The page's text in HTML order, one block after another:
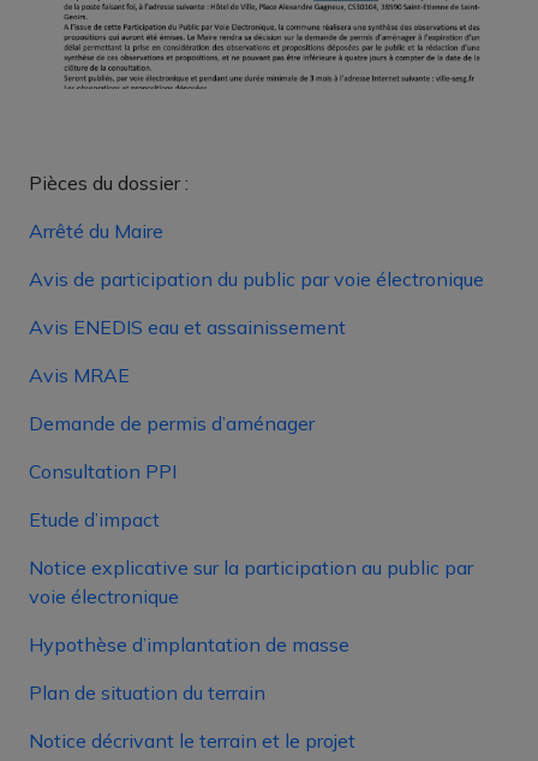
Pièces du dossier :
Arrêté du Maire
Avis de participation du public par voie électronique
Avis ENEDIS eau et assainissement
Avis MRAE
Demande de permis d’aménager
Consultation PPI
Etude d’impact
Notice explicative sur la participation au public par
voie électronique
Hypothèse d’implantation de masse
Plan de situation du terrain
Notice décrivant le terrain et le projet